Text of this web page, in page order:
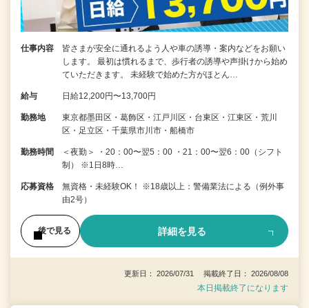
仕事内容
皆さまが安全に通れるよう人や車の誘導・案内などをお願い
します。 最初は慣れるまで、歩行者の誘導や声掛けから始め
ていただきます。 未経験で始めた方がほとん…
給与 日給12,200円〜13,700円
勤務地
東京都墨田区・葛飾区・江戸川区・台東区・江東区・荒川
区・足立区・千葉県市川市・船橋市
勤務時間
＜夜勤＞ ・20：00〜翌5：00 ・21：00〜翌6：00（シフト
制） ※1日8時…
応募資格
無資格・未経験OK！ ※18歳以上：警備業法による（例外事
由2号）
後で見る 詳細を見る
更新日： 2026/07/31 掲載終了日： 2026/08/08
本日掲載終了になります